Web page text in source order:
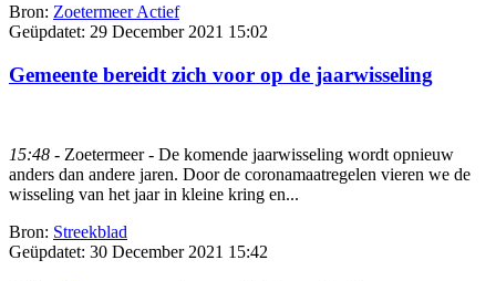
Bron: Zoetermeer Actief
Geüpdatet: 29 December 2021 15:02
Gemeente bereidt zich voor op de jaarwisseling
15:48 - Zoetermeer - De komende jaarwisseling wordt opnieuw
anders dan andere jaren. Door de coronamaatregelen vieren we de
wisseling van het jaar in kleine kring en...
Bron: Streekblad
Geüpdatet: 30 December 2021 15:42